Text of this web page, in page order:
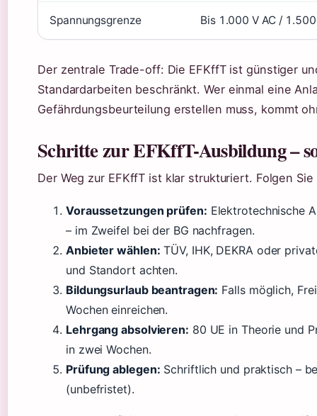
Spannungsgrenze Bis 1.000 V AC / 1.500
Der zentrale Trade-off: Die EFKffT ist günstiger
Standardarbeiten beschränkt. Wer einmal eine
Gefährdungsbeurteilung erstellen muss, kommt
Schritte zur EFKffT-Ausbildung –
Der Weg zur EFKffT ist klar strukturiert. Folgen
Voraussetzungen prüfen: Elektrotechnische
– im Zweifel bei der BG nachfragen.
Anbieter wählen: TÜV, IHK, DEKRA oder
und Standort achten.
Bildungsurlaub beantragen: Falls möglich,
Wochen einreichen.
Lehrgang absolvieren: 80 UE in Theorie und
in zwei Wochen.
Prüfung ablegen: Schriftlich und praktisch –
(unbefristet).